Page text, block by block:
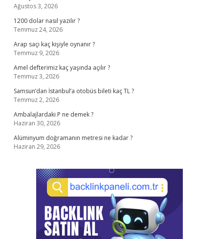
Ağustos 3, 2026
1200 dolar nasıl yazılır ?
Temmuz 24, 2026
Arap saçı kaç kişiyle oynanır ?
Temmuz 9, 2026
Amel defterimiz kaç yaşında açılır ?
Temmuz 3, 2026
Samsun’dan İstanbul’a otobüs bileti kaç TL ?
Temmuz 2, 2026
Ambalajlardaki P ne demek ?
Haziran 30, 2026
Alüminyum doğramanın metresi ne kadar ?
Haziran 29, 2026